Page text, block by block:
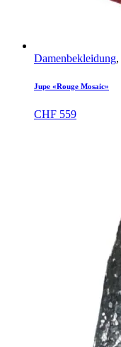
Damenbekleidung,
Jupe «Rouge Mosaic»
CHF 559